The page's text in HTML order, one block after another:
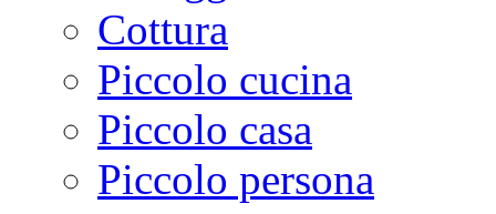
Cottura
Piccolo cucina
Piccolo casa
Piccolo persona